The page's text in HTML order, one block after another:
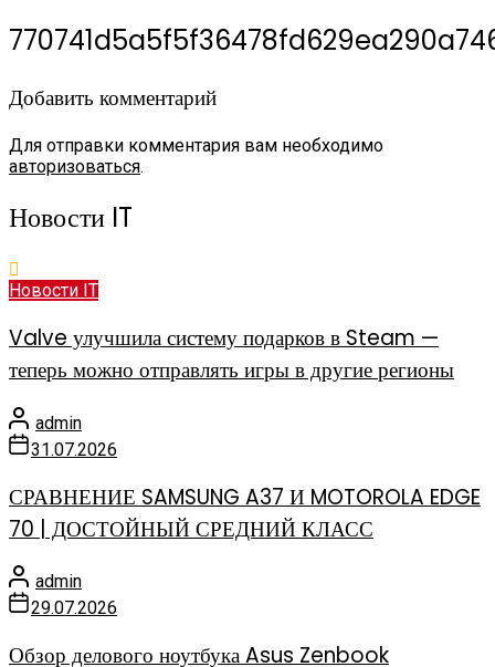
Добавить комментарий
Для отправки комментария вам необходимо
авторизоваться.
Новости IT
Новости IT
Valve улучшила систему подарков в Steam —
теперь можно отправлять игры в другие регионы
admin
31.07.2026
СРАВНЕНИЕ SAMSUNG A37 И MOTOROLA EDGE
70 | ДОСТОЙНЫЙ СРЕДНИЙ КЛАСС
admin
29.07.2026
Обзор делового ноутбука Asus Zenbook